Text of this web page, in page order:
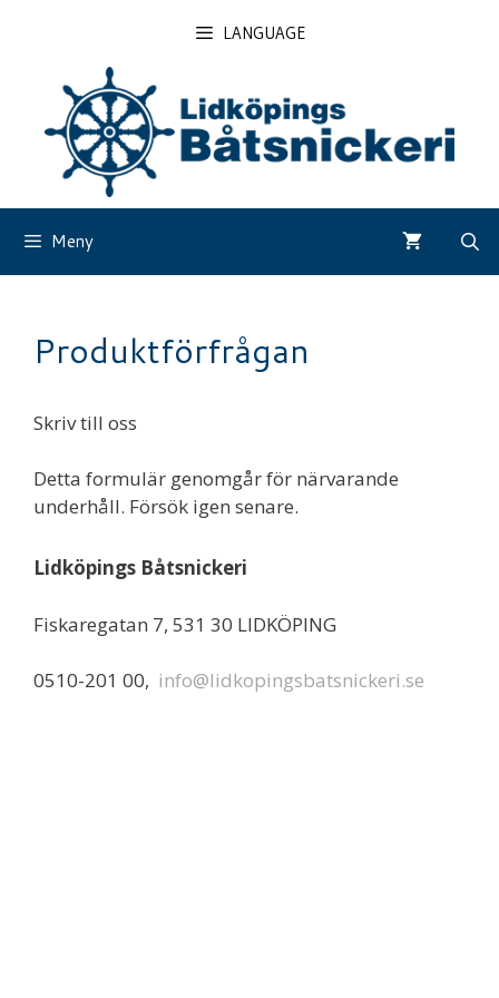
LANGUAGE
Meny
Produktförfrågan
Skriv till oss
Detta formulär genomgår för närvarande
underhåll. Försök igen senare.
Lidköpings Båtsnickeri
Fiskaregatan 7, 531 30 LIDKÖPING
0510-201 00, info@lidkopingsbatsnickeri.se